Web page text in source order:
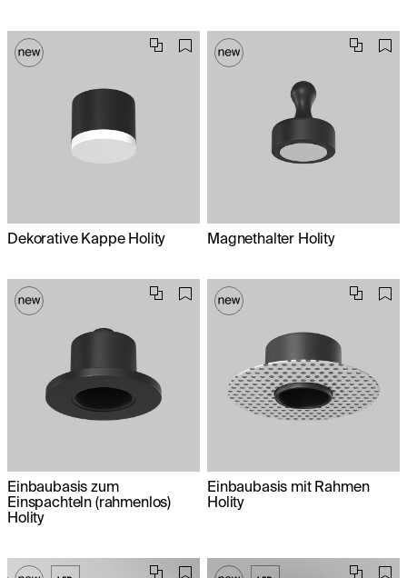
Dekorative Kappe Holity Magnethalter Holity
Einbaubasis zum
Einspachteln (rahmenlos)
Holity
Einbaubasis mit Rahmen
Holity